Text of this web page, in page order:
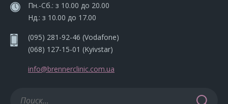
Пн.-Сб.: з 10.00 до 20.00
Нд.: з 10.00 до 17.00
(095) 281-92-46 (Vodafone)
(068) 127-15-01 (Kyivstar)
info@brennerclinic.com.ua